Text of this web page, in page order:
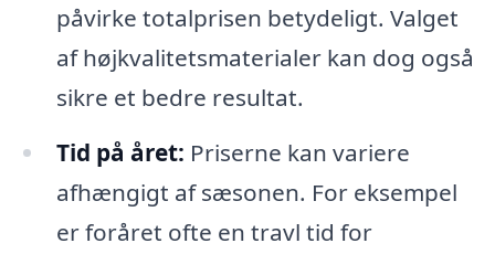
påvirke totalprisen betydeligt. Valget
af højkvalitetsmaterialer kan dog også
sikre et bedre resultat.
Tid på året: Priserne kan variere
afhængigt af sæsonen. For eksempel
er foråret ofte en travl tid for